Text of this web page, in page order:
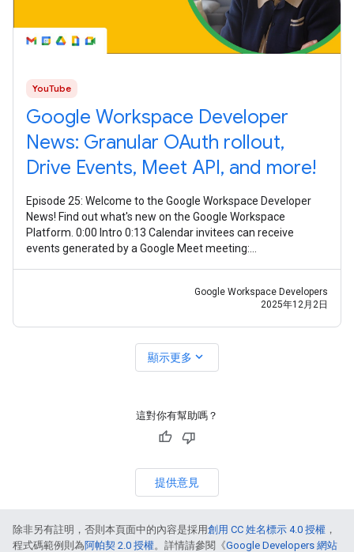
YouTube
Google Workspace Developer
News: Granular OAuth rollout,
Drive Events, Meet API, and more!
Episode 25: Welcome to the Google Workspace Developer
News! Find out what's new on the Google Workspace
Platform. 0:00 Intro 0:13 Calendar invitees can receive
events generated by a Google Meet meeting:
Google Workspace Developers
2025年12月2日
顯示更多 expand_more
這對你有幫助嗎？
提供意見
除非另有註明，否則本頁面中的內容是採用創用 CC 姓名標示 4.0 授權 ，
程式碼範例則為阿帕契 2.0 授權。詳情請參閱《Google Developers 網站